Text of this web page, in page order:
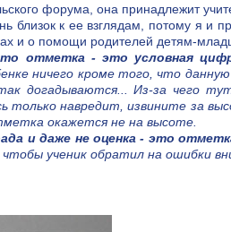
форума, она принадлежит
близок к ее взглядам, потому я и
и о помощи родителей детям-
отметка - это условная
ничего кроме того, что
догадываются... Из-за чего
только навредит, извините за
окажется не на высоте.
и даже не оценка - это
ученик обратил на ошибки